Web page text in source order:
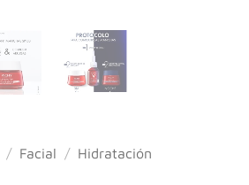
/ Facial / Hidratación